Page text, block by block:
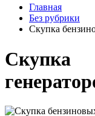
Главная
Без рубрики
Скупка